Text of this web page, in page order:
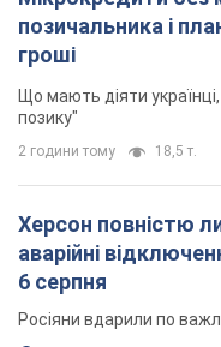
аварійні
6 серпня
2 години тому
Зеленський
української балістики та
програми FREYJA:
У Києві розраховують на
3 години тому 34,7 т.